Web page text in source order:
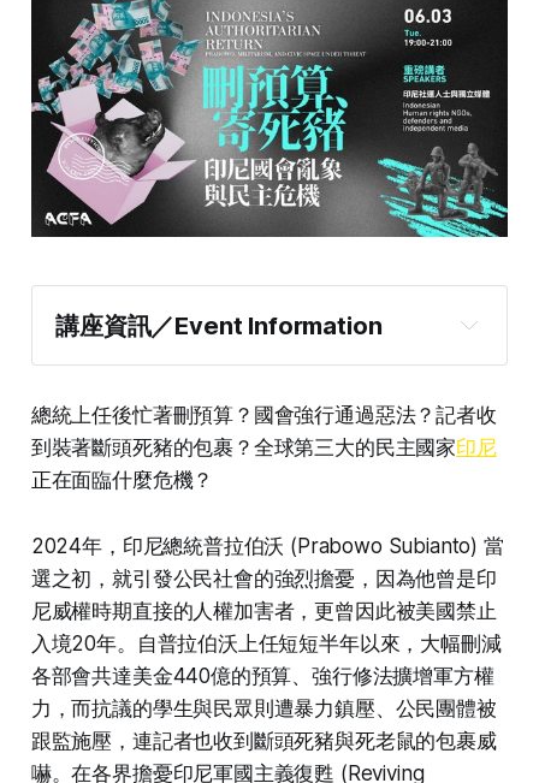
講座資訊／Event Information
https://forms.gle/sBPMavJbWuMEvVSC7
總統上任後忙著刪預算？國會強行通過惡法？記者收
到裝著斷頭死豬的包裹？全球第三大的民主國家印尼
正在面臨什麼危機？
2024年，印尼總統普拉伯沃 (Prabowo Subianto) 當
選之初，就引發公民社會的強烈擔憂，因為他曾是印
尼威權時期直接的人權加害者，更曾因此被美國禁止
入境20年。自普拉伯沃上任短短半年以來，大幅刪減
各部會共達美金440億的預算、強行修法擴增軍方權
力，而抗議的學生與民眾則遭暴力鎮壓、公民團體被
跟監施壓，連記者也收到斷頭死豬與死老鼠的包裹威
嚇。在各界擔憂印尼軍國主義復甦 (Reviving